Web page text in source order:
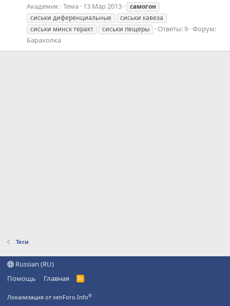
Академик Тема 13 Мар 2013
самогон
сиськи диференциальные
сиськи кавеза
сиськи минск теракт
сиськи пещеры Ответы: 9 Форум:
Барахолка
Теги
Russian (RU)
Помощь
Главная
R
Локализация от xenForo.Info®